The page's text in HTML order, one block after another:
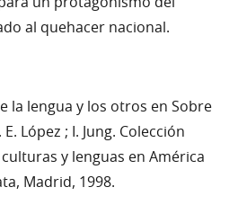
al quehacer nacional.
la lengua y los otros en Sobre
López ; I. Jung. Colección
y lenguas en América
Madrid, 1998.